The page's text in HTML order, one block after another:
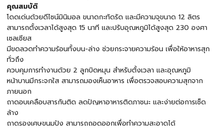
คุณสมบัติ
โดดเด่นด้วยดีไซน์มินิมอล ขนาดกะทัดรัด และมีความจุขนาด 12 ลิตร
สามารถตั้งเวลาได้สูงสุด 15 นาที และปรับอุณหภูมิได้สูงสุด 230 องศา
เซลเซียส
มีขดลวดทำความร้อนทั้งบน-ล่าง ช่วยกระจายความร้อน เพื่อให้อาหารสุก
ทั่วถึง
ควบคุมการทำงานด้วย 2 ลูกบิดหมุน สำหรับตั้งเวลา และอุณหภูมิ
หน้าบานมีกระจกใส สามารถมองเห็นอาหาร เพื่อตรวจสอบความสุกจาก
ภายนอก
ถาดอบเคลือบสารกันติด ลดปัญหาอาหารติดภาชนะ และง่ายต่อการเช็ด
ล้าง
ถาดรองเศษขนมปัง สามารถถอดออกเพื่อทำความสะอาดได้